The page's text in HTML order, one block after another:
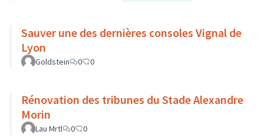
Sauver une des dernières consoles Vignal de
Lyon
Goldstein 0 0
Rénovation des tribunes du Stade Alexandre
Morin
Lau Mrtl 0 0